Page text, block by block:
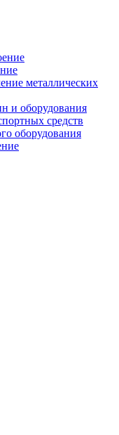
металлических
и оборудования
средств
оборудования